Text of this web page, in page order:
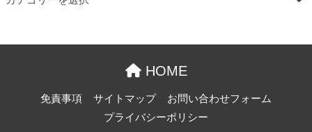
HOME
免責事項 サイトマップ
お問い合わせフォーム
プライバシーポリシー